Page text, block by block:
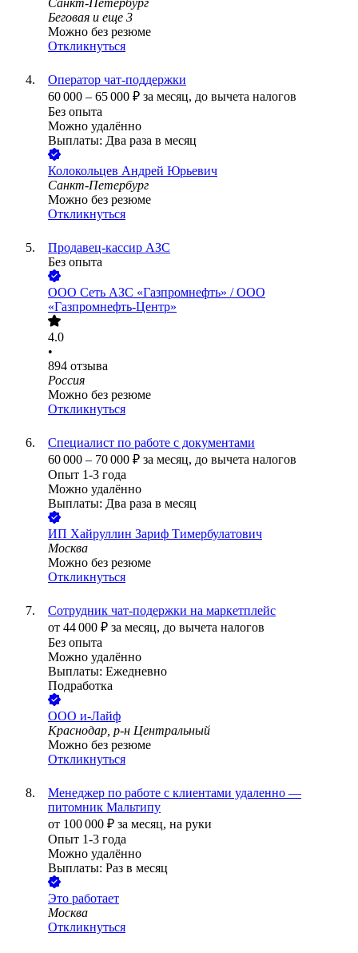
Санкт-Петербург
Беговая и еще 3
Можно без резюме
Откликнуться
Оператор чат-поддержки
60 000 – 65 000 ₽ за месяц, до вычета налогов
Без опыта
Можно удалённо
Выплаты: Два раза в месяц
Колокольцев Андрей Юрьевич
Санкт-Петербург
Можно без резюме
Откликнуться
Продавец-кассир АЗС
Без опыта
ООО Сеть АЗС «Газпромнефть» / ООО
«Газпромнефть-Центр»
4.0
•
894 отзыва
Россия
Можно без резюме
Откликнуться
Специалист по работе с документами
60 000 – 70 000 ₽ за месяц, до вычета налогов
Опыт 1-3 года
Можно удалённо
Выплаты: Два раза в месяц
ИП Хайруллин Зариф Тимербулатович
Москва
Можно без резюме
Откликнуться
Сотрудник чат-подержки на маркетплейс
от 44 000 ₽ за месяц, до вычета налогов
Без опыта
Можно удалённо
Выплаты: Ежедневно
Подработка
ООО и-Лайф
Краснодар, р-н Центральный
Можно без резюме
Откликнуться
Менеджер по работе с клиентами удаленно —
питомник Мальтипу
от 100 000 ₽ за месяц, на руки
Опыт 1-3 года
Можно удалённо
Выплаты: Раз в месяц
Это работает
Москва
Откликнуться